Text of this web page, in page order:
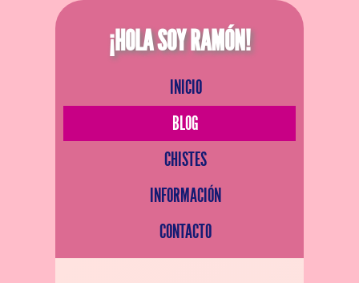
¡HOLA SOY RAMÓN!
INICIO
BLOG
CHISTES
INFORMACIÓN
CONTACTO